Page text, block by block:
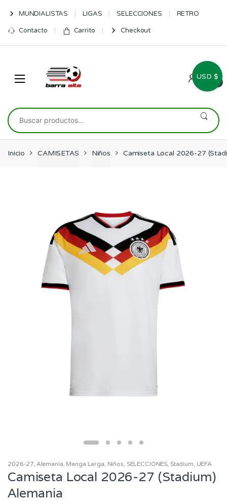
navigation
content
MUNDIALISTAS LIGAS SELECCIONES RETRO
Contacto Carrito Checkout
0
Buscar
por:
Inicio CAMISETAS Niños Camiseta Local 2026-27
2026-27, Alemania, Manga Larga, Niños, SELECCIONES, Stadium, UEFA
Camiseta Local 2026-27 (Stadium)
Alemania
USD $